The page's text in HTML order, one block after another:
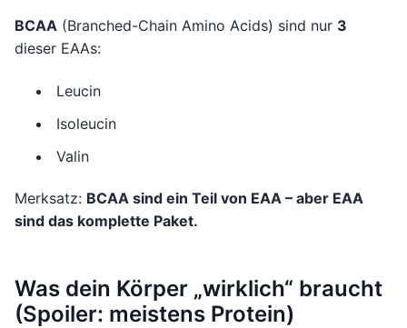
BCAA (Branched-Chain Amino Acids) sind nur 3
dieser EAAs:
Leucin
Isoleucin
Valin
Merksatz: BCAA sind ein Teil von EAA – aber EAA
sind das komplette Paket.
Was dein Körper „wirklich“ braucht
(Spoiler: meistens Protein)